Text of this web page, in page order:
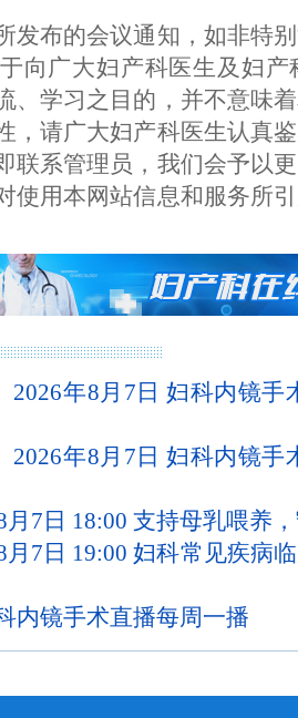
发布的会议通知，如非特
向广大妇产科医生及妇
、学习之目的，并不意味
，请广大妇产科医生认真
联系管理员，我们会予以
使用本网站信息和服务所
2026年8月7日 妇科内镜
2026年8月7日 妇科内镜
月7日 18:00 支持母乳喂养
月7日 19:00 妇科常见疾病
内镜手术直播每周一播